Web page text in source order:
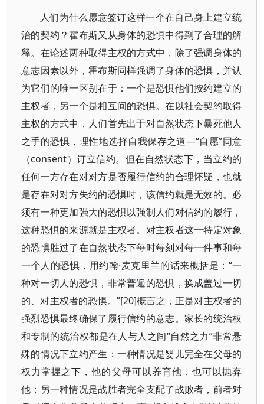
人们为什么愿意签订这样一个在自己身上建立统
治的契约？霍布斯又从身体的恐惧中得到了合理的解
释。在论述两种取得主权的方式中，除了强调身体的
意志因素以外，霍布斯同样强调了身体的恐惧，并认
为它们的唯一区别在于：一个是恐惧他们按约建立的
主权者，另一个是相互间的恐惧。在以社会契约取得
主权的方式中，人们首先出于对自然状态下暴死他人
之手的恐惧，理性地选择自我保存之道—“自愿”同意
（consent）订立信约。但在自然状态下，当立约的
任何一方存在对对方是否履行信约的合理怀疑，也就
是存在对对方失约的恐惧时，该信约就是无效的。必
须有一种更加强大的恐惧以强制人们对信约的履行，
这种恐惧的来源就是主权者。对主权者这一特定对象
的恐惧胜过了在自然状态下每时每刻对每一件事和每
一个人的恐惧，用约翰·麦克里兰的话来概括是：“一
种对一切人的恐惧，非常普遍的恐惧，换成盖过一切
的、对主权者的恐惧。”[20]概言之，正是对主权者的
强烈恐惧最终确保了履行信约的意志。家长的统治权
和专制的统治权都是在人与人之间“自然之力”非常悬
殊的情况下立约产生：一种情况是婴儿完全在父母的
权力掌握之下，他的父母可以养育他，也可以抛弃
他；另一种情况是战胜者完全支配了战败者，前者对